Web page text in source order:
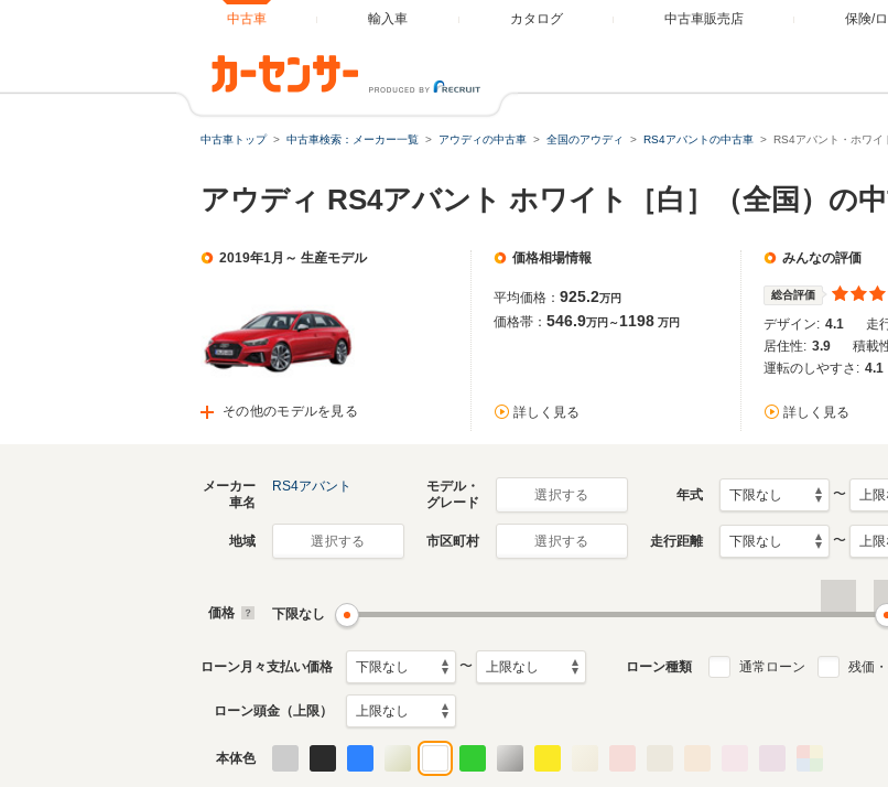
中古車 輸入車 カタログ 中古車販売店 保険/
中古車トップ 中古車検索：メーカー一覧 アウディの中古車 全国のアウディ RS4アバントの中古車 RS4アバント・ホワイ
アウディ RS4アバント ホワイト［白］（全国）の
2019年1月～ 生産モデル
その他のモデルを見る
価格相場情報
平均価格： 925.2万円
価格帯： 546.9万円～1198 万円
詳しく見る
みんなの評価
総合評価
デザイン: 4.1 走
居住性: 3.9 積載
運転のしやすさ: 4.1
詳しく見る
生産モデ
RS4アバントのカタログを見る
メーカー
車名
RS4アバント
モデル・
グレード
選択する 年式 〜
地域 選択する 市区町村 選択する 走行距離 〜
価格 下限なし
ローン月々支払い価格 〜 ローン種類 通常ローン 残価
ローン頭金（上限）
本体色